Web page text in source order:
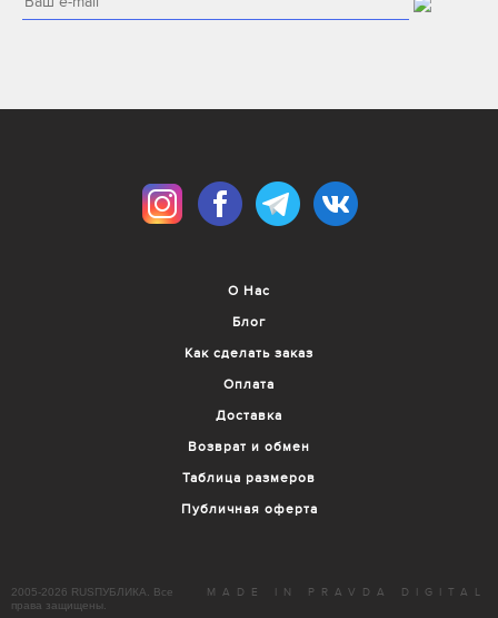
О Нас
Блог
Как сделать заказ
Оплата
Доставка
Возврат и обмен
Таблица размеров
Публичная оферта
MADE IN PRAVDA DIGITAL
2005-2026 RUSПУБЛИКА. Все
права защищены.